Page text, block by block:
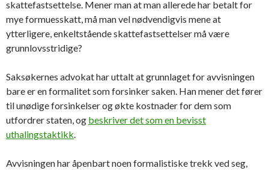
skattefastsettelse. Mener man at man allerede har betalt for
mye formuesskatt, må man vel nødvendigvis mene at
ytterligere, enkeltstående skattefastsettelser må være
grunnlovsstridige?
Saksøkernes advokat har uttalt at grunnlaget for avvisningen
bare er en formalitet som forsinker saken. Han mener det fører
til unødige forsinkelser og økte kostnader for dem som
utfordrer staten, og beskriver det som en bevisst
uthalingstaktikk.
Avvisningen har åpenbart noen formalistiske trekk ved seg,